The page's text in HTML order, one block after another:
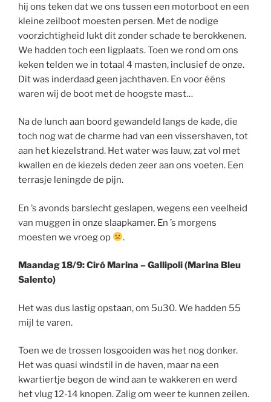
hij ons teken dat we ons tussen een motorboot en een
kleine zeilboot moesten persen. Met de nodige
voorzichtigheid lukt dit zonder schade te berokkenen.
We hadden toch een ligplaats. Toen we rond om ons
keken telden we in totaal 4 masten, inclusief de onze.
Dit was inderdaad geen jachthaven. En voor ééns
waren wij de boot met de hoogste mast…
Na de lunch aan boord gewandeld langs de kade, die
toch nog wat de charme had van een vissershaven, tot
aan het kiezelstrand. Het water was lauw, zat vol met
kwallen en de kiezels deden zeer aan ons voeten. Een
terrasje leningde de pijn.
En ’s avonds barslecht geslapen, wegens een veelheid
van muggen in onze slaapkamer. En ’s morgens
moesten we vroeg op
.
Maandag 18/9: Ciró Marina – Gallipoli (Marina Bleu
Salento)
Het was dus lastig opstaan, om 5u30. We hadden 55
mijl te varen.
Toen we de trossen losgooiden was het nog donker.
Het was quasi windstil in de haven, maar na een
kwartiertje begon de wind aan te wakkeren en werd
het vlug 12-14 knopen. Zalig om weer te kunnen zeilen.